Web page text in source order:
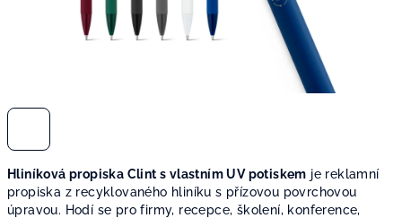
Hliníková propiska Clint s vlastním UV potiskem je reklamní
propiska z recyklovaného hliníku s přízovou povrchovou
úpravou. Hodí se pro firmy, recepce, školení, konference,